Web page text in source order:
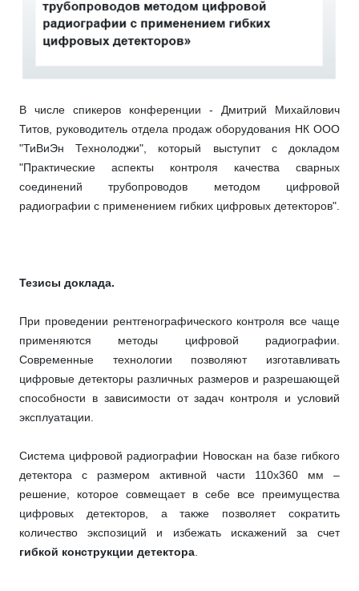
В числе спикеров конференции - Дмитрий Михайлович
Титов, руководитель отдела продаж оборудования НК ООО
"ТиВиЭн Технолоджи", который выступит с докладом
"Практические аспекты контроля качества сварных
соединений трубопроводов методом цифровой
радиографии с применением гибких цифровых детекторов".
Тезисы доклада.
При проведении рентгенографического контроля все чаще
применяются методы цифровой радиографии.
Современные технологии позволяют изготавливать
цифровые детекторы различных размеров и разрешающей
способности в зависимости от задач контроля и условий
эксплуатации.
Система цифровой радиографии Новоскан на базе гибкого
детектора с размером активной части 110х360 мм –
решение, которое совмещает в себе все преимущества
цифровых детекторов, а также позволяет сократить
количество экспозиций и избежать искажений за счет
гибкой конструкции детектора.